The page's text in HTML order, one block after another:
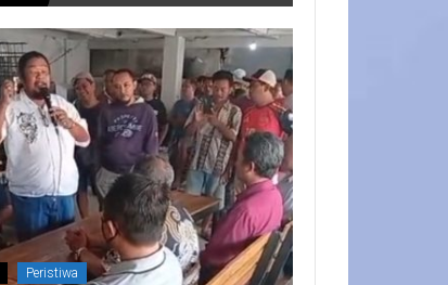
Peristiwa